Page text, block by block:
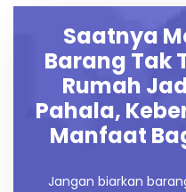
Saatnya
Barang Tak
Rumah
Pahala,
Manfaat
Jangan biarkan